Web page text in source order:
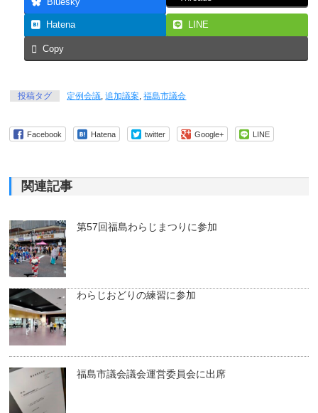
Hatena LINE
Copy
投稿タグ 定例会議 ,追加議案 ,福島市議会
Facebook Hatena twitter Google+ LINE
関連記事
第57回福島わらじまつりに参加
わらじおどりの練習に参加
福島市議会議会運営委員会に出席